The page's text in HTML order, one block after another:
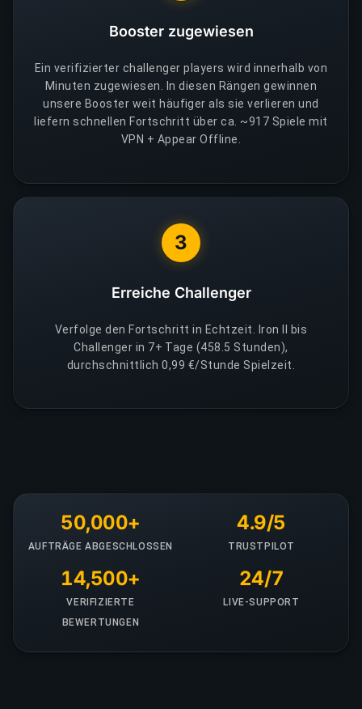
Booster zugewiesen
Ein verifizierter challenger players wird innerhalb von
Minuten zugewiesen. In diesen Rängen gewinnen
unsere Booster weit häufiger als sie verlieren und
liefern schnellen Fortschritt über ca. ~917 Spiele mit
VPN + Appear Offline.
3
Erreiche Challenger
Verfolge den Fortschritt in Echtzeit. Iron II bis
Challenger in 7+ Tage (458.5 Stunden),
durchschnittlich 0,99 €/Stunde Spielzeit.
50,000+
AUFTRÄGE ABGESCHLOSSEN
4.9/5
TRUSTPILOT
14,500+
VERIFIZIERTE
BEWERTUNGEN
24/7
LIVE-SUPPORT